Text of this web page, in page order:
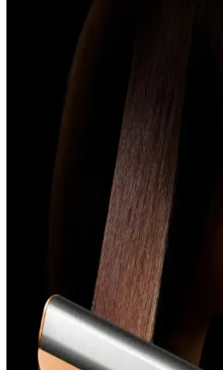
Kumtel 2000 Watt Saç Kurutma
Özellikleri ve Kullanım İpuçları
Kumtel 2000 watt saç kurutma makinesi,
ergonomik tasarım ve çeşitli ayar
kolaylaştırır. Doğru kullanım ve bakım ile
Arzum AR5014 Senfony Color
Kurutma Makinesi İncelemesi
Arzum AR5014 Senfony Color, 2000 W
seçenekleri ve şık tasarımıyla etkili saç
sağlar. Hafifliği ve pratik kullanımıyla öne
temizlik kolaylığı sunar.
Grundig HD 7880 Saç Kurutma
Performans ve Gelişmiş
Grundig HD 7880, 2200 W gücü, iyon
ayarlarıyla etkili ve sağlıklı saç kurutma
tasarımıyla kullanımı kolaydır ve